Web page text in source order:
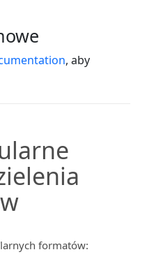
, aby
formatów: